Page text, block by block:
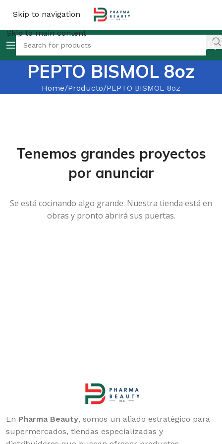
Skip to navigation
Skip to main content
PEPTO BISMOL 8oz
Home Producto PEPTO BISMOL 8oz
Tenemos grandes proyectos
por anunciar
Se está cocinando algo grande. Nuestra tienda está en
obras y pronto abrirá sus puertas.
En Pharma Beauty, somos un aliado estratégico para
supermercados, tiendas especializadas y